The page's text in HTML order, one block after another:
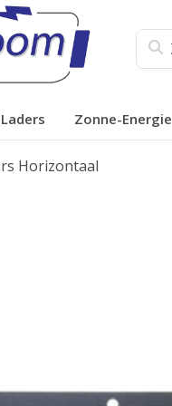
Zonne-Energie
Horizontaal